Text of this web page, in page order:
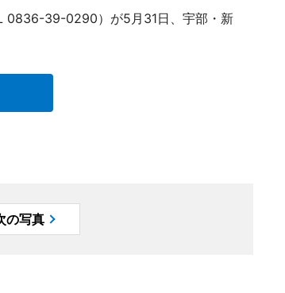
0836-39-0290）が5月31日、宇部・新
の写真